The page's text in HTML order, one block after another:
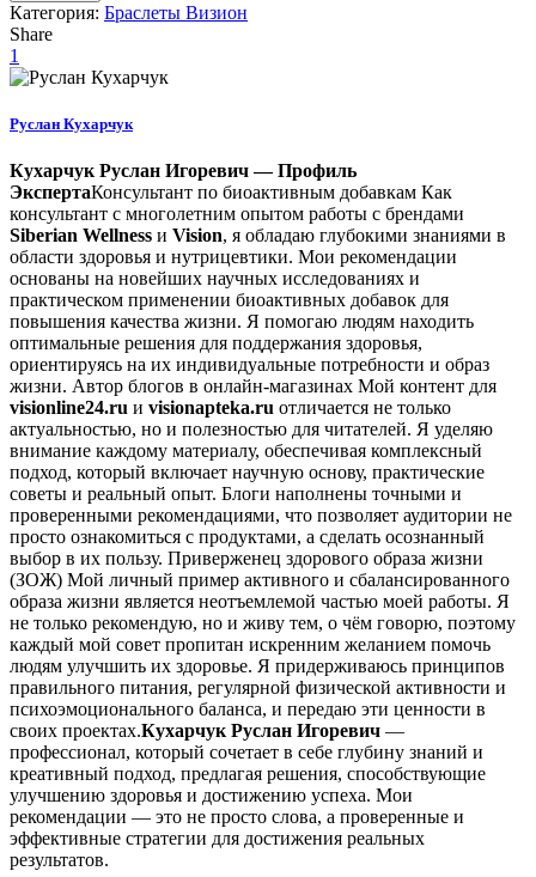
Категория: Браслеты Визион
Share
1
Руслан Кухарчук
Кухарчук Руслан Игоревич — Профиль
ЭкспертаКонсультант по биоактивным добавкам Как
консультант с многолетним опытом работы с брендами
Siberian Wellness и Vision, я обладаю глубокими знаниями в
области здоровья и нутрицевтики. Мои рекомендации
основаны на новейших научных исследованиях и
практическом применении биоактивных добавок для
повышения качества жизни. Я помогаю людям находить
оптимальные решения для поддержания здоровья,
ориентируясь на их индивидуальные потребности и образ
жизни. Автор блогов в онлайн-магазинах Мой контент для
visionline24.ru и visionapteka.ru отличается не только
актуальностью, но и полезностью для читателей. Я уделяю
внимание каждому материалу, обеспечивая комплексный
подход, который включает научную основу, практические
советы и реальный опыт. Блоги наполнены точными и
проверенными рекомендациями, что позволяет аудитории не
просто ознакомиться с продуктами, а сделать осознанный
выбор в их пользу. Приверженец здорового образа жизни
(ЗОЖ) Мой личный пример активного и сбалансированного
образа жизни является неотъемлемой частью моей работы. Я
не только рекомендую, но и живу тем, о чём говорю, поэтому
каждый мой совет пропитан искренним желанием помочь
людям улучшить их здоровье. Я придерживаюсь принципов
правильного питания, регулярной физической активности и
психоэмоционального баланса, и передаю эти ценности в
своих проектах.Кухарчук Руслан Игоревич —
профессионал, который сочетает в себе глубину знаний и
креативный подход, предлагая решения, способствующие
улучшению здоровья и достижению успеха. Мои
рекомендации — это не просто слова, а проверенные и
эффективные стратегии для достижения реальных
результатов.